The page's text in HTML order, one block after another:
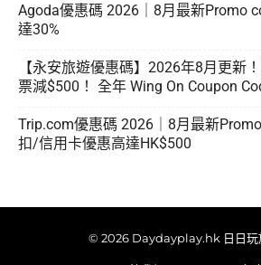
Agoda優惠碼 2026｜8月最新Promo
達30%
【永安旅遊優惠碼】2026年8月更新
票減$500！ 全年 Wing On Coupon
Trip.com優惠碼 2026｜8月最新
扣/信用卡優惠高達HK$500
© 2026 Daydayplay.hk 日日玩